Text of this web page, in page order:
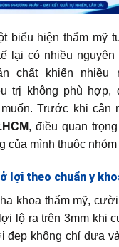
biểu hiện thẩm mỹ
lại có nhiều nguyên
chất khiến nhiều
trị không phù hợp,
Trước khi cân
, điều quan
của mình thuộc nhóm
lợi theo chuẩn y
khoa thẩm mỹ,
lộ ra trên 3mm khi
đẹp không chỉ dựa